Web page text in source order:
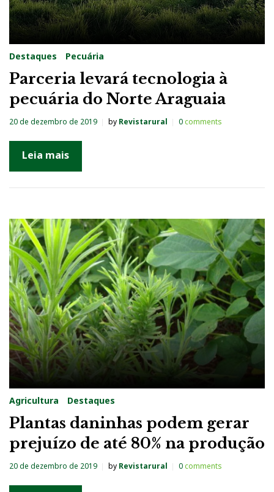
Destaques Pecuária
Parceria levará tecnologia à
pecuária do Norte Araguaia
20 de dezembro de 2019 by Revistarural 0comments
Leia mais
Agricultura Destaques
Plantas daninhas podem gerar
prejuízo de até 80% na produção
20 de dezembro de 2019 by Revistarural 0comments